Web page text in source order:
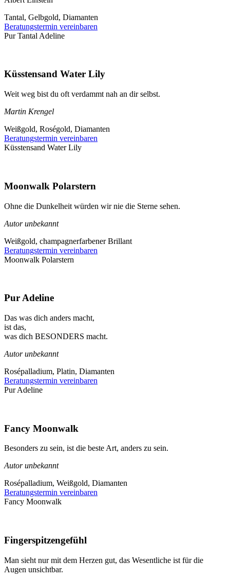
Tantal, Gelbgold, Diamanten
Beratungstermin vereinbaren
Pur Tantal Adeline
Küsstensand Water Lily
Weit weg bist du oft verdammt nah an dir selbst.
Martin Krengel
Weißgold, Roségold, Diamanten
Beratungstermin vereinbaren
Küsstensand Water Lily
Moonwalk Polarstern
Ohne die Dunkelheit würden wir nie die Sterne sehen.
Autor unbekannt
Weißgold, champagnerfarbener Brillant
Beratungstermin vereinbaren
Moonwalk Polarstern
Pur Adeline
Das was dich anders macht,
ist das,
was dich BESONDERS macht.
Autor unbekannt
Rosépalladium, Platin, Diamanten
Beratungstermin vereinbaren
Pur Adeline
Fancy Moonwalk
Besonders zu sein, ist die beste Art, anders zu sein.
Autor unbekannt
Rosépalladium, Weißgold, Diamanten
Beratungstermin vereinbaren
Fancy Moonwalk
Fingerspitzengefühl
Man sieht nur mit dem Herzen gut, das Wesentliche ist für die
Augen unsichtbar.